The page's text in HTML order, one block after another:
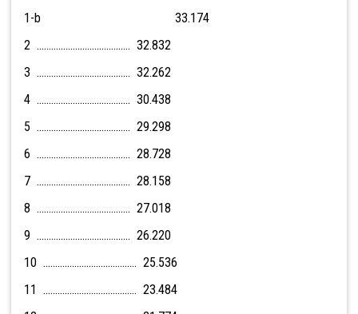
1-b 33.174
2 ....................................... 32.832
3 ....................................... 32.262
4 ....................................... 30.438
5 ....................................... 29.298
6 ....................................... 28.728
7 ....................................... 28.158
8 ....................................... 27.018
9 ....................................... 26.220
10 ....................................... 25.536
11 ....................................... 23.484